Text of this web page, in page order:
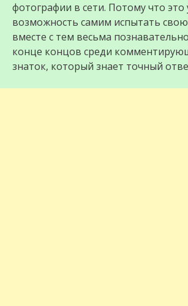
фотографии в сети. Потому что это
возможность самим испытать
вместе с тем весьма
конце концов среди
знаток, который знает точный